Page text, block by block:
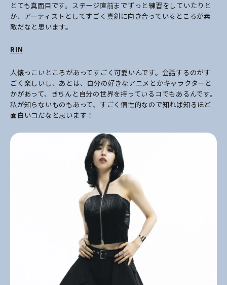
とても真面目です。ステージ直前までずっと練習をしていたりと
か、アーティストとしてすごく真剣に向き合っているところが素
敵だなと思います。
RIN
人懐っこいところがあってすごく可愛いんです。会話するのがす
ごく楽しいし、あとは、自分の好きなアニメとかキャラクターと
かがあって、きちんと自分の世界を持っているコでもあるんです。
私が知らないものもあって、すごく個性的なので知れば知るほど
面白いコだなと思います！